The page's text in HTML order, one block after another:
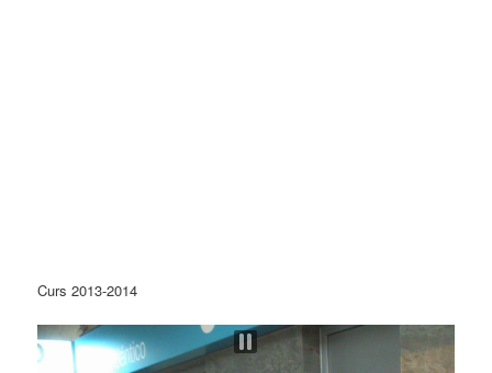
Curs 2013-2014